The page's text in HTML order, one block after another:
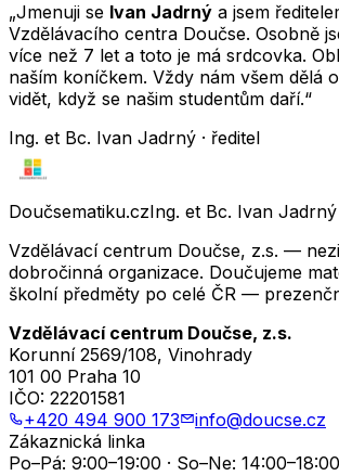
„Jmenuji se Ivan Jadrný a jsem
Vzdělávacího centra Doučse. Osobně
více než 7 let a toto je má srdcovka.
naším koníčkem. Vždy nám všem dělá
vidět, když se našim studentům daří.“
Ing. et Bc. Ivan Jadrný · ředitel
Doučsematiku.czIng. et Bc. Ivan Jadrný
Vzdělávací centrum Doučse, z.s. —
dobročinná organizace. Doučujeme
školní předměty po celé ČR —
Vzdělávací centrum Doučse, z.s.
Korunní 2569/108, Vinohrady
101 00 Praha 10
IČO: 22201581
+420 494 900 173
info@doucse.cz
Zákaznická linka
Po–Pá: 9:00–19:00 · So–Ne: 14:00–18:00